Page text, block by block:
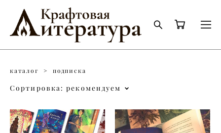
каталог > подписка
Сортировка: рекомендуем